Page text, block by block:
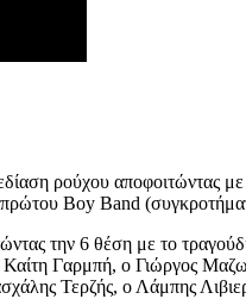
ρούχου αποφοιτώντας
πρώτου Boy Band
την 6 θέση με το
Γαρμπή, ο Γιώργος
Τερζής, ο Λάμπης